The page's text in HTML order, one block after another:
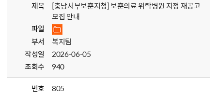
제목
[충남서부보훈지청] 보훈의료 위탁병원 지정 재공고
모집 안내
파일
부서
복지팀
작성일
2026-06-05
조회수
940
번호
805